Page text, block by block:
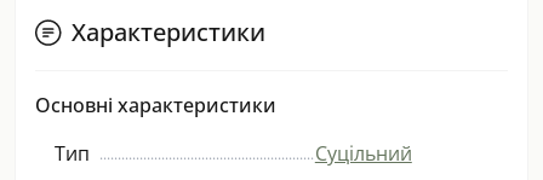
Характеристики
Основні характеристики
Тип
Суцільний